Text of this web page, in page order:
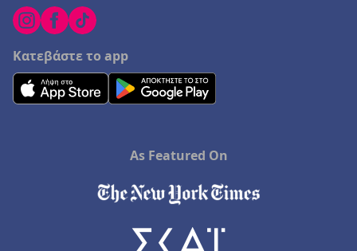
Κατεβάστε το app
As Featured On